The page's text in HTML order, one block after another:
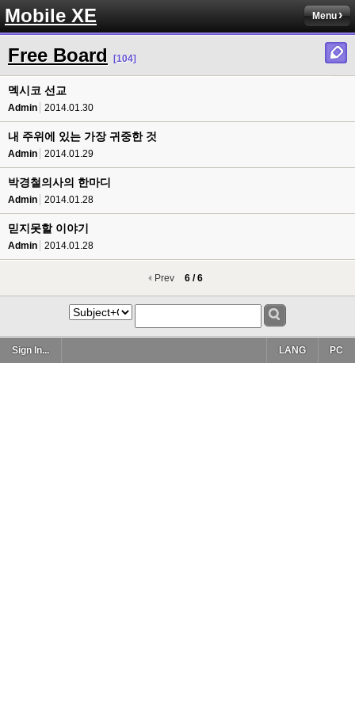
Mobile XE Menu
Free Board [104]
멕시코 선교
Admin 2014.01.30
내 주위에 있는 가장 귀중한 것
Admin 2014.01.29
박경철의사의 한마디
Admin 2014.01.28
믿지못할 이야기
Admin 2014.01.28
Prev 6 / 6
Sign In... PC
LANG